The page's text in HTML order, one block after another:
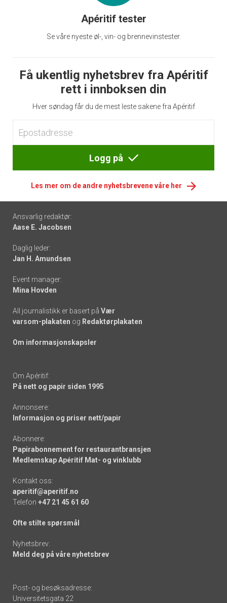
Apéritif tester
Se våre nyeste øl-, vin- og brennevinstester.
Få ukentlig nyhetsbrev fra Apéritif
rett i innboksen din
Hver søndag får du de mest leste sakene fra Apéritif
Logg på
Les mer om de andre nyhetsbrevene våre her
Footer
-
links
Ansvarlig redaktør:
Aase E. Jacobsen
Daglig leder:
Jan H. Amundsen
Event manager:
Mina Hovden
All journalistikk er basert på Vær
varsom-plakaten og Redaktørplakaten
Om informasjonskapsler
Om Apéritif:
På nett og papir siden 1995
Annonsere:
Informasjon og priser nett/papir
Abonnere:
Papirabonnement for restaurantbransjen
Medlemskap Apéritif Mat- og vinklubb
Kontakt oss:
aperitif@aperitif.no
Telefon +47 21 45 61 60
Ofte stilte spørsmål
Nyhetsbrev:
Meld deg på våre nyhetsbrev
Post- og besøksadresse:
Universitetsgata 22